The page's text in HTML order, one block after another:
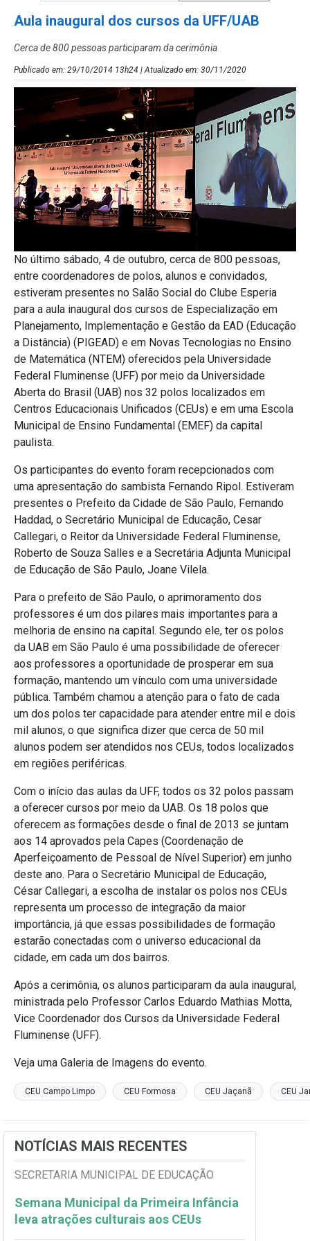
Aula inaugural dos cursos da UFF/UAB
Cerca de 800 pessoas participaram da cerimônia
Publicado em: 29/10/2014 13h24 | Atualizado em: 30/11/2020
No último sábado, 4 de outubro, cerca de 800 pessoas,
entre coordenadores de polos, alunos e convidados,
estiveram presentes no Salão Social do Clube Esperia
para a aula inaugural dos cursos de Especialização em
Planejamento, Implementação e Gestão da EAD (Educação
a Distância) (PIGEAD) e em Novas Tecnologias no Ensino
de Matemática (NTEM) oferecidos pela Universidade
Federal Fluminense (UFF) por meio da Universidade
Aberta do Brasil (UAB) nos 32 polos localizados em
Centros Educacionais Unificados (CEUs) e em uma Escola
Municipal de Ensino Fundamental (EMEF) da capital
paulista.
Os participantes do evento foram recepcionados com
uma apresentação do sambista Fernando Ripol. Estiveram
presentes o Prefeito da Cidade de São Paulo, Fernando
Haddad, o Secretário Municipal de Educação, Cesar
Callegari, o Reitor da Universidade Federal Fluminense,
Roberto de Souza Salles e a Secretária Adjunta Municipal
de Educação de São Paulo, Joane Vilela.
Para o prefeito de São Paulo, o aprimoramento dos
professores é um dos pilares mais importantes para a
melhoria de ensino na capital. Segundo ele, ter os polos
da UAB em São Paulo é uma possibilidade de oferecer
aos professores a oportunidade de prosperar em sua
formação, mantendo um vínculo com uma universidade
pública. Também chamou a atenção para o fato de cada
um dos polos ter capacidade para atender entre mil e dois
mil alunos, o que significa dizer que cerca de 50 mil
alunos podem ser atendidos nos CEUs, todos localizados
em regiões periféricas.
Com o início das aulas da UFF, todos os 32 polos passam
a oferecer cursos por meio da UAB. Os 18 polos que
oferecem as formações desde o final de 2013 se juntam
aos 14 aprovados pela Capes (Coordenação de
Aperfeiçoamento de Pessoal de Nível Superior) em junho
deste ano. Para o Secretário Municipal de Educação,
César Callegari, a escolha de instalar os polos nos CEUs
representa um processo de integração da maior
importância, já que essas possibilidades de formação
estarão conectadas com o universo educacional da
cidade, em cada um dos bairros.
Após a cerimônia, os alunos participaram da aula inaugural,
ministrada pelo Professor Carlos Eduardo Mathias Motta,
Vice Coordenador dos Cursos da Universidade Federal
Fluminense (UFF).
Veja uma Galeria de Imagens do evento.
CEU Campo Limpo CEU Formosa CEU Jaçanã CEU
NOTÍCIAS MAIS RECENTES
SECRETARIA MUNICIPAL DE EDUCAÇÃO
Semana Municipal da Primeira Infância
leva atrações culturais aos CEUs